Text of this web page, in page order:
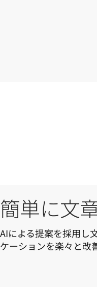
簡単に文
AIによる提案を採用し
ケーションを楽々と改